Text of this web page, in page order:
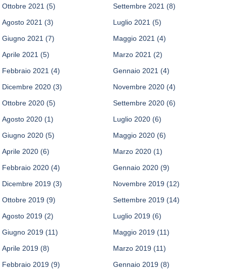
Ottobre 2021 (5) Settembre 2021 (8)
Agosto 2021 (3) Luglio 2021 (5)
Giugno 2021 (7) Maggio 2021 (4)
Aprile 2021 (5) Marzo 2021 (2)
Febbraio 2021 (4) Gennaio 2021 (4)
Dicembre 2020 (3) Novembre 2020 (4)
Ottobre 2020 (5) Settembre 2020 (6)
Agosto 2020 (1) Luglio 2020 (6)
Giugno 2020 (5) Maggio 2020 (6)
Aprile 2020 (6) Marzo 2020 (1)
Febbraio 2020 (4) Gennaio 2020 (9)
Dicembre 2019 (3) Novembre 2019 (12)
Ottobre 2019 (9) Settembre 2019 (14)
Agosto 2019 (2) Luglio 2019 (6)
Giugno 2019 (11) Maggio 2019 (11)
Aprile 2019 (8) Marzo 2019 (11)
Febbraio 2019 (9) Gennaio 2019 (8)